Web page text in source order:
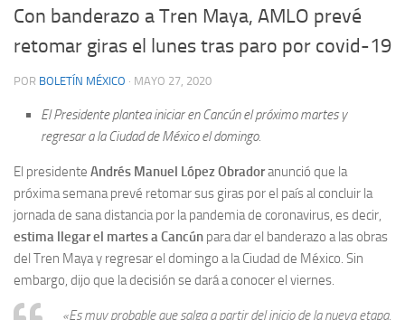
Con banderazo a Tren Maya, AMLO prevé
retomar giras el lunes tras paro por covid-19
POR BOLETÍN MÉXICO · MAYO 27, 2020
El Presidente plantea iniciar en Cancún el próximo martes y
regresar a la Ciudad de México el domingo.
El presidente Andrés Manuel López Obradoranunció que la
próxima semana prevé retomar sus giras por el país al concluir la
jornada de sana distancia por la pandemia de coronavirus, es decir,
estima llegar el martes a Cancún para dar el banderazo a las obras
del Tren Maya y regresar el domingo a la Ciudad de México. Sin
embargo, dijo que la decisión se dará a conocer el viernes.
«Es muy probable que salga a partir del inicio de la nueva etapa,